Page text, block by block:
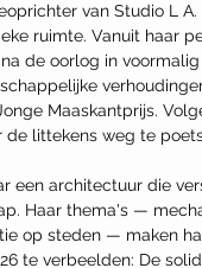
van Studio L
ruimte. Vanuit haar
de oorlog in
Maaskantprijs.
littekens weg te
een architectuur die
Haar thema's —
op steden — maken
te verbeelden: De